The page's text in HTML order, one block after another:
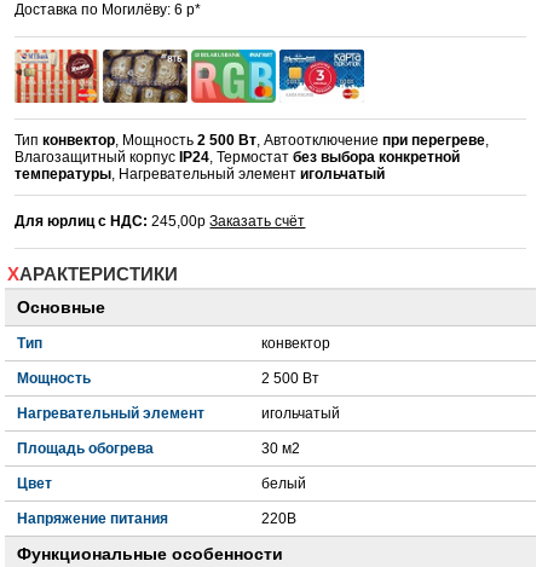
Доставка по Могилёву: 6 р*
Типконвектор, Мощность2 500 Вт, Автоотключениепри перегреве,
Влагозащитный корпус IP24, Термостатбез выбора конкретной
температуры, Нагревательный элементигольчатый
Для юрлиц с НДС: 245,00рЗаказать счёт
ХАРАКТЕРИСТИКИ
Основные
Тип конвектор
Мощность 2 500 Вт
Нагревательный элемент игольчатый
Площадь обогрева 30 м2
Цвет белый
Напряжение питания 220В
Функциональные особенности